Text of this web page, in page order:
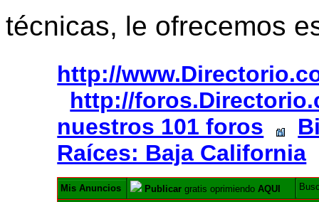
técnicas, le ofrecemos
http://
http://
nuestros 101 foros
Raíces: Baja California
Mis Anuncios Publicar gratis oprimiendoAQUI